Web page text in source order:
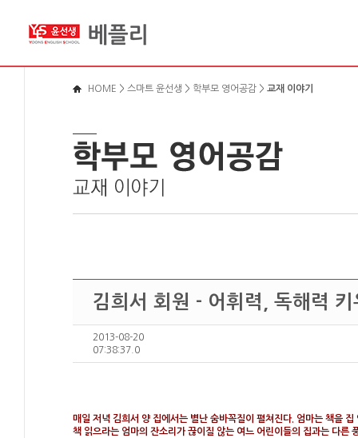
HOME > 스마트 윤선생 > 학부모 영어공감 > 교재 이야기
김희서 회원 - 어휘력, 독해력
2013-08-20
07:38:37.0
매일 저녁 김희서 양 집에서는 별난 숨바꼭질이 펼쳐진다. 엄마는 책을
책 읽으라는 엄마의 잔소리가 끊이질 않는 여느 어린이들의 집과는 다른